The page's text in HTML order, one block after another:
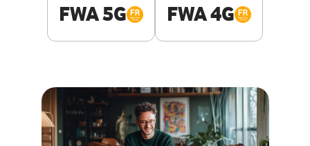
FWA 5G FWA 4G